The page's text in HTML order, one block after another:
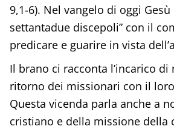
9,1-6). Nel vangelo di oggi Gesù
settantadue discepoli” con il
predicare e guarire in vista
Il brano ci racconta l’incarico di
ritorno dei missionari con il
Questa vicenda parla anche a
cristiano e della missione della